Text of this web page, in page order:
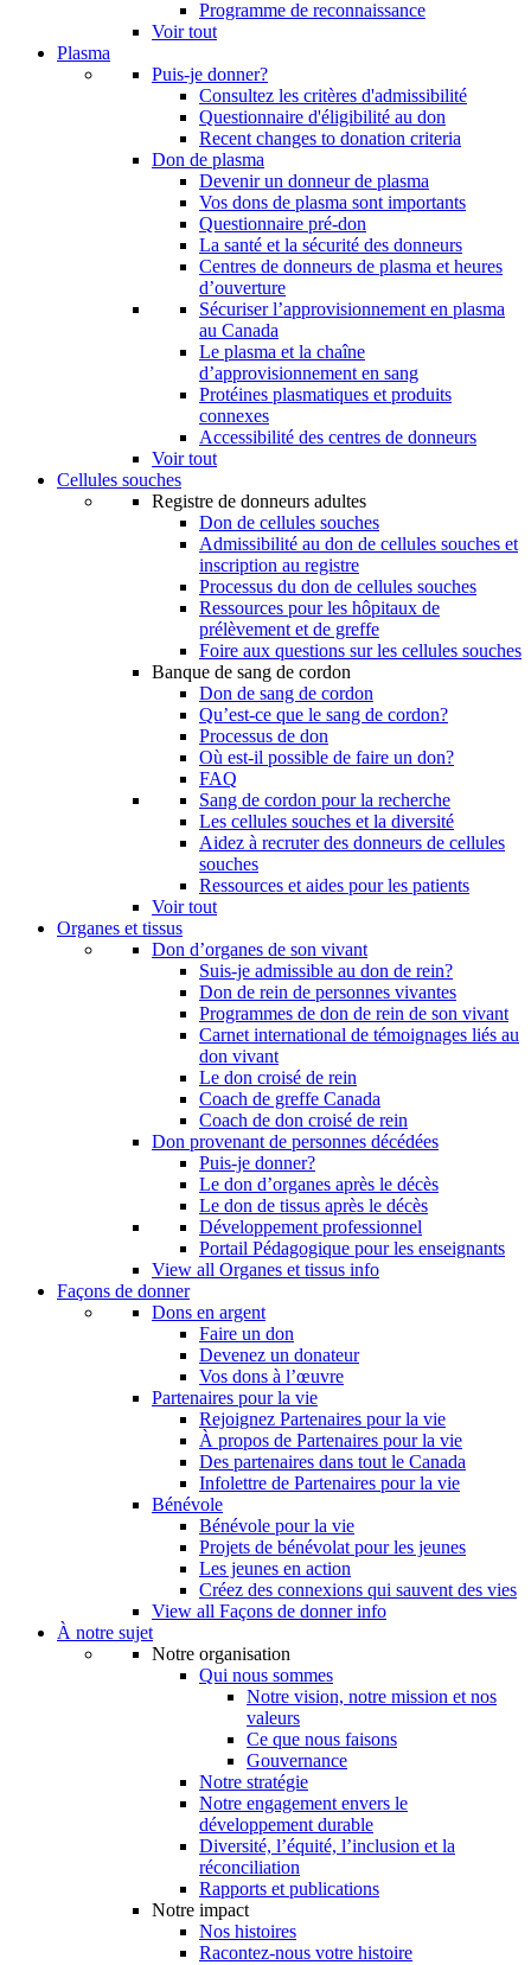
Programme de reconnaissance
Voir tout
Plasma
Puis-je donner?
Consultez les critères d'admissibilité
Questionnaire d'éligibilité au don
Recent changes to donation criteria
Don de plasma
Devenir un donneur de plasma
Vos dons de plasma sont importants
Questionnaire pré-don
La santé et la sécurité des donneurs
Centres de donneurs de plasma et heures
d’ouverture
Sécuriser l’approvisionnement en plasma
au Canada
Le plasma et la chaîne
d’approvisionnement en sang
Protéines plasmatiques et produits
connexes
Accessibilité des centres de donneurs
Voir tout
Cellules souches
Registre de donneurs adultes
Don de cellules souches
Admissibilité au don de cellules souches et
inscription au registre
Processus du don de cellules souches
Ressources pour les hôpitaux de
prélèvement et de greffe
Foire aux questions sur les cellules souches
Banque de sang de cordon
Don de sang de cordon
Qu’est-ce que le sang de cordon?
Processus de don
Où est-il possible de faire un don?
FAQ
Sang de cordon pour la recherche
Les cellules souches et la diversité
Aidez à recruter des donneurs de cellules
souches
Ressources et aides pour les patients
Voir tout
Organes et tissus
Don d’organes de son vivant
Suis-je admissible au don de rein?
Don de rein de personnes vivantes
Programmes de don de rein de son vivant
Carnet international de témoignages liés au
don vivant
Le don croisé de rein
Coach de greffe Canada
Coach de don croisé de rein
Don provenant de personnes décédées
Puis-je donner?
Le don d’organes après le décès
Le don de tissus après le décès
Développement professionnel
Portail Pédagogique pour les enseignants
View all Organes et tissus info
Façons de donner
Dons en argent
Faire un don
Devenez un donateur
Vos dons à l’œuvre
Partenaires pour la vie
Rejoignez Partenaires pour la vie
À propos de Partenaires pour la vie
Des partenaires dans tout le Canada
Infolettre de Partenaires pour la vie
Bénévole
Bénévole pour la vie
Projets de bénévolat pour les jeunes
Les jeunes en action
Créez des connexions qui sauvent des vies
View all Façons de donner info
À notre sujet
Notre organisation
Qui nous sommes
Notre vision, notre mission et nos
valeurs
Ce que nous faisons
Gouvernance
Notre stratégie
Notre engagement envers le
développement durable
Diversité, l’équité, l’inclusion et la
réconciliation
Rapports et publications
Notre impact
Nos histoires
Racontez-nous votre histoire